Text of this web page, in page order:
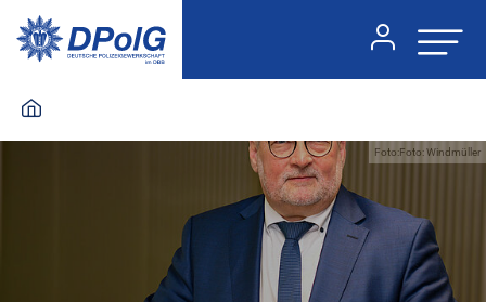
Foto:Foto: Windmüller